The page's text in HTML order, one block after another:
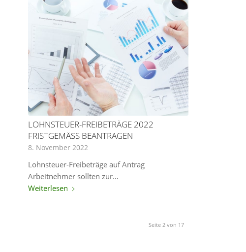
LOHNSTEUER-FREIBETRÄGE 2022
FRISTGEMÄSS BEANTRAGEN
8. November 2022
Lohnsteuer-Freibeträge auf Antrag
Arbeitnehmer sollten zur…
Weiterlesen
Seite 2 von 17